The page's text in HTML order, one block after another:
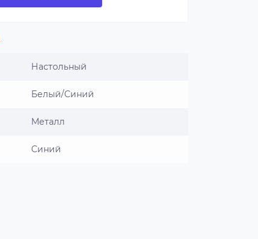
Настольный
Белый/Синий
Металл
Синий